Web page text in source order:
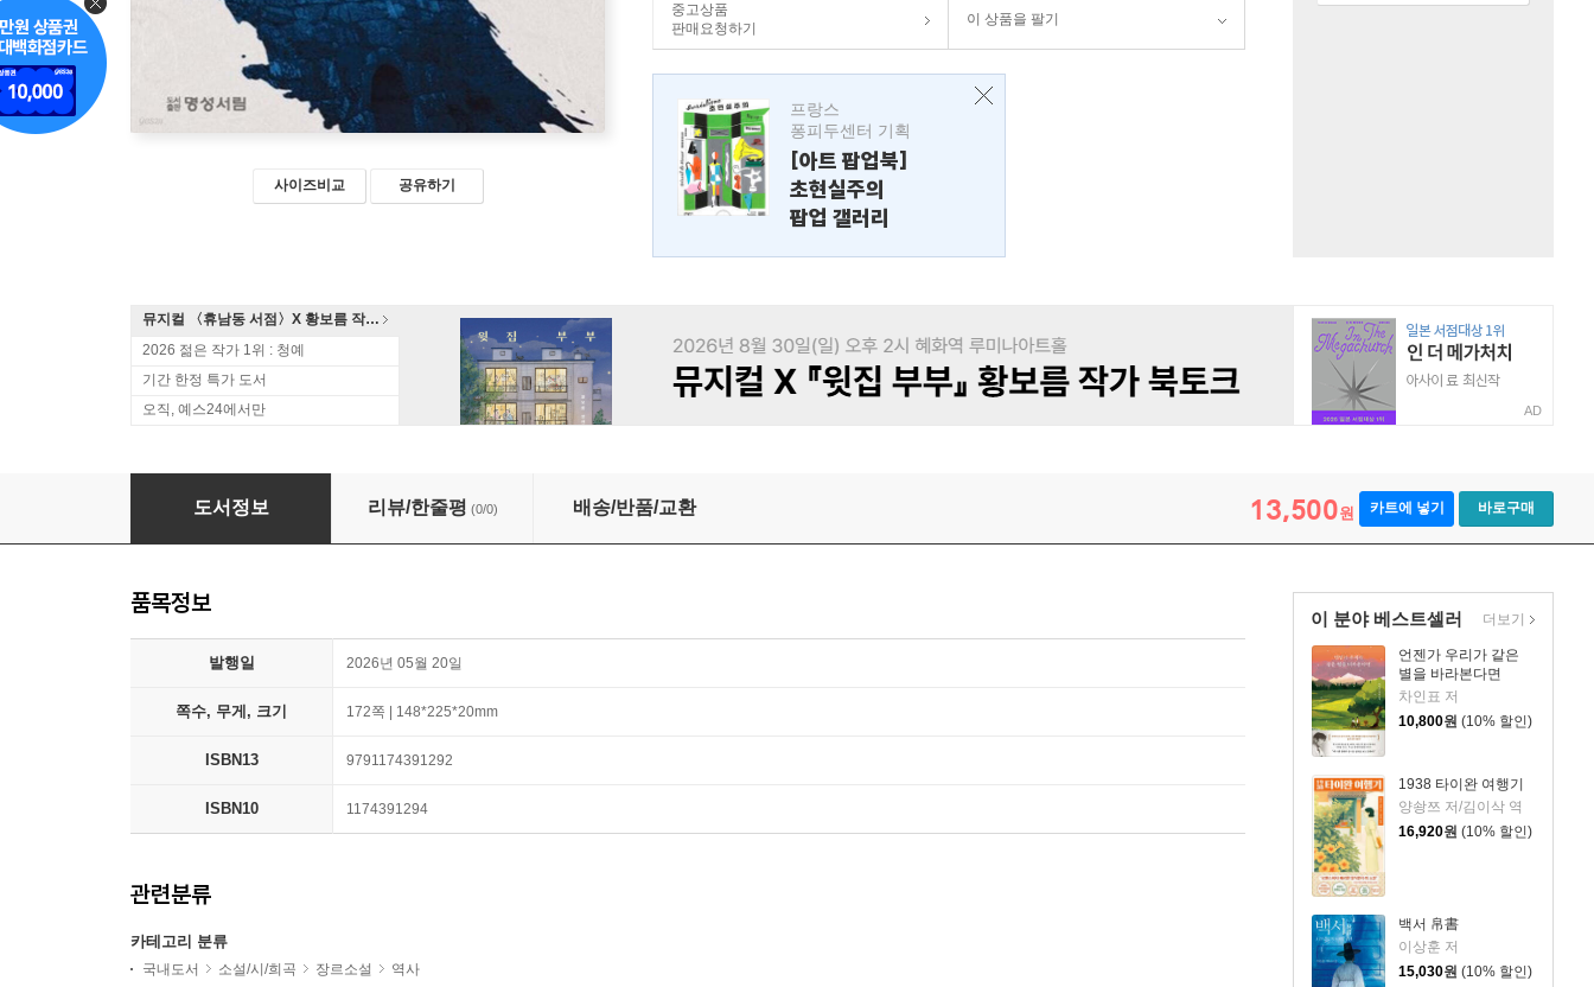
사이즈비교 공유하기
중고상품
판매요청하기
이 상품을 팔기
프랑스
퐁피두센터 기획
[아트 팝업북]
초현실주의
팝업 갤러리
뮤지컬 〈휴남동 서점〉X 황보름 작가 북토크
2026 젊은 작가 1위 : 청예
기간 한정 특가 도서
오직, 예스24에서만
AD
도서정보 리뷰/한줄평 (0/0) 배송/반품/교환 13,500원 카트에 넣기 바로구매
이 분야 베스트셀러
언젠가 우리가 같은
별을 바라본다면
차인표 저
10,800원 (10% 할인)
1938 타이완 여행기
양솽쯔 저/김이삭 역
16,920원 (10% 할인)
백서 帛書
이상훈 저
15,030원 (10% 할인)
더보기
품목정보
발행일 2026년 05월 20일
쪽수, 무게, 크기 172쪽 | 148*225*20mm
ISBN13 9791174391292
ISBN10 1174391294
관련분류
카테고리 분류
국내도서 소설/시/희곡 장르소설 역사